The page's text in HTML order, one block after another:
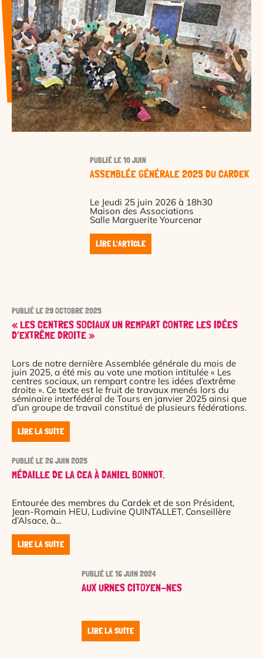
PUBLIÉ LE 10 JUIN
ASSEMBLÉE GÉNÉRALE 2025 DU CARDEK
Le Jeudi 25 juin 2026 à 18h30
Maison des Associations
Salle Marguerite Yourcenar
LIRE L'ARTICLE
PUBLIÉ LE 29 OCTOBRE 2025
« LES CENTRES SOCIAUX UN REMPART CONTRE LES IDÉES
D’EXTRÊME DROITE »
Lors de notre dernière Assemblée générale du mois de
juin 2025, a été mis au vote une motion intitulée « Les
centres sociaux, un rempart contre les idées d’extrême
droite ». Ce texte est le fruit de travaux menés lors du
séminaire interfédéral de Tours en janvier 2025 ainsi que
d’un groupe de travail constitué de plusieurs fédérations.
LIRE LA SUITE
PUBLIÉ LE 26 JUIN 2025
MÉDAILLE DE LA CEA À DANIEL BONNOT.
Entourée des membres du Cardek et de son Président,
Jean-Romain HEU, Ludivine QUINTALLET, Conseillère
d’Alsace, à...
LIRE LA SUITE
PUBLIÉ LE 16 JUIN 2024
AUX URNES CITOYEN-NES
LIRE LA SUITE